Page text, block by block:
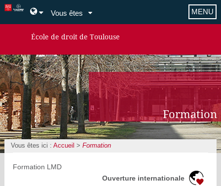
Vous êtes
École de droit de Toulouse
MENU
Formation
Vous êtes ici :Accueil >Formation
Formation LMD
Ouverture internationale